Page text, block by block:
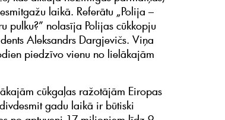
laikā. Referātu „Polija –
pulku?” nolasīja Polijas cūkkopju
Aleksandrs Dargjevičs. Viņa
piedzīvo vienu no lielākajām
cūkgaļas ražotājām Eiropas
gadu laikā ir būtiski